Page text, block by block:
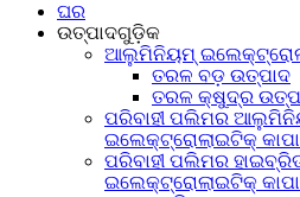
ଘର
ଉତ୍ପାଦଗୁଡ଼ିକ
ଆଲୁମିନିୟମ୍
ତରଳ ବଡ଼ ଉତ୍ପାଦ
ତରଳ କ୍ଷୁଦ୍ର
ପରିବାହୀ ପଲିମର
ଇଲେକ୍ଟ୍ରୋଲାଇଟିକ୍
ପରିବାହୀ ପଲିମର
ଇଲେକ୍ଟ୍ରୋଲାଇଟିକ୍